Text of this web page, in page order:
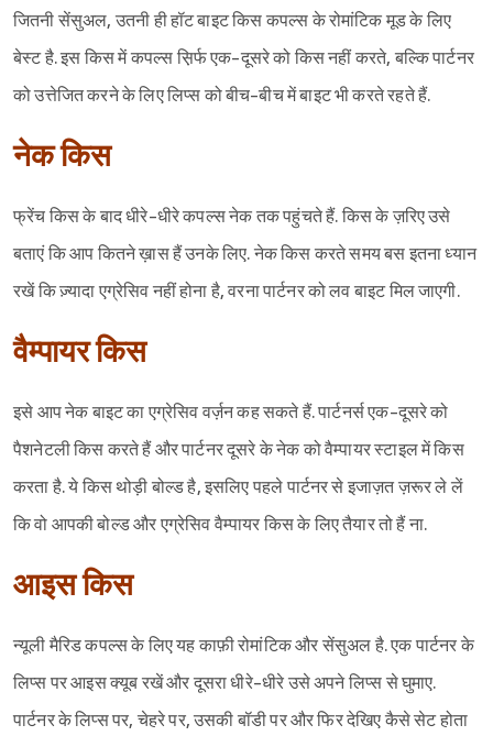
जितनी सेंसुअल, उतनी ही हॉट बाइट किस कपल्स के रोमांटिक मूड के लिए
बेस्ट है. इस किस में कपल्स स़िर्फ एक-दूसरे को किस नहीं करते, बल्कि पार्टनर
को उत्तेजित करने के लिए लिप्स को बीच-बीच में बाइट भी करते रहते हैं.
नेक किस
फ्रेंच किस के बाद धीरे-धीरे कपल्स नेक तक पहुंचते हैं. किस के ज़रिए उसे
बताएं कि आप कितने ख़ास हैं उनके लिए. नेक किस करते समय बस इतना ध्यान
रखें कि ज़्यादा एग्रेसिव नहीं होना है, वरना पार्टनर को लव बाइट मिल जाएगी.
वैम्पायर किस
इसे आप नेक बाइट का एग्रेसिव वर्ज़न कह सकते हैं. पार्टनर्स एक-दूसरे को
पैशनेटली किस करते हैं और पार्टनर दूसरे के नेक को वैम्पायर स्टाइल में किस
करता है. ये किस थोड़ी बोल्ड है, इसलिए पहले पार्टनर से इजाज़त ज़रूर ले लें
कि वो आपकी बोल्ड और एग्रेसिव वैम्पायर किस के लिए तैयार तो हैं ना.
आइस किस
न्यूली मैरिड कपल्स के लिए यह काफ़ी रोमांटिक और सेंसुअल है. एक पार्टनर के
लिप्स पर आइस क्यूब रखें और दूसरा धीरे-धीरे उसे अपने लिप्स से घुमाए.
पार्टनर के लिप्स पर, चेहरे पर, उसकी बॉडी पर और फिर देखिए कैसे सेट होता